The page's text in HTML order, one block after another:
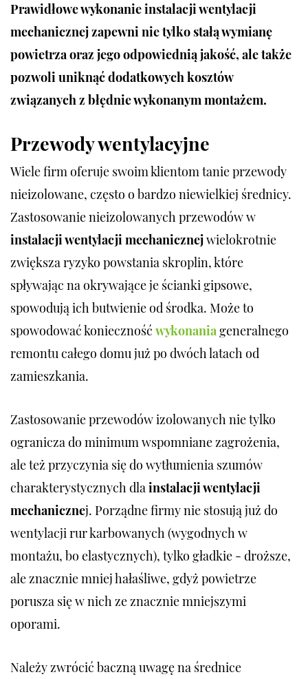
Prawidłowe wykonanie instalacji wentylacji
mechanicznej zapewni nie tylko stałą wymianę
powietrza oraz jego odpowiednią jakość, ale także
pozwoli uniknąć dodatkowych kosztów
związanych z błędnie wykonanym montażem.
Przewody wentylacyjne
Wiele firm oferuje swoim klientom tanie przewody
nieizolowane, często o bardzo niewielkiej średnicy.
Zastosowanie nieizolowanych przewodów w
instalacji wentylacji mechanicznejwielokrotnie
zwiększa ryzyko powstania skroplin, które
spływając na okrywające je ścianki gipsowe,
spowodują ich butwienie od środka. Może to
spowodować konieczność wykonaniageneralnego
remontu całego domu już po dwóch latach od
zamieszkania.
Zastosowanie przewodów izolowanych nie tylko
ogranicza do minimum wspomniane zagrożenia,
ale też przyczynia się do wytłumienia szumów
charakterystycznych dlainstalacji wentylacji
mechanicznej. Porządne firmy nie stosują już do
wentylacji rur karbowanych (wygodnych w
montażu, bo elastycznych), tylko gładkie - droższe,
ale znacznie mniej hałaśliwe, gdyż powietrze
porusza się w nich ze znacznie mniejszymi
oporami.
Należy zwrócić baczną uwagę na średnice